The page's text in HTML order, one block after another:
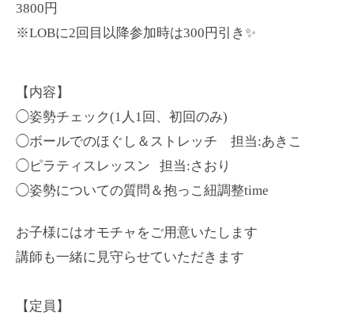
3800円
※LOBに2回目以降参加時は300円引き✨
【内容】
◯姿勢チェック(1人1回、初回のみ)
◯ボールでのほぐし＆ストレッチ 担当:あきこ
◯ピラティスレッスン 担当:さおり
◯姿勢についての質問＆抱っこ紐調整time
お子様にはオモチャをご用意いたします
講師も一緒に見守らせていただきます
【定員】